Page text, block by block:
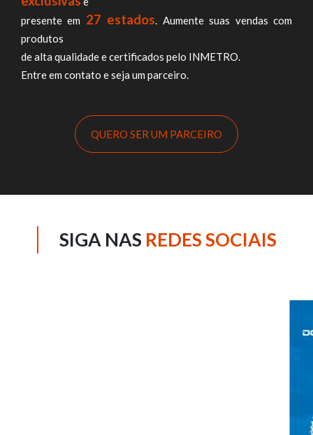
presente em 27 estados. Aumente suas vendas com
produtos
de alta qualidade e certificados pelo INMETRO.
Entre em contato e seja um parceiro.
QUERO SER UM PARCEIRO
SIGA NAS REDES SOCIAIS